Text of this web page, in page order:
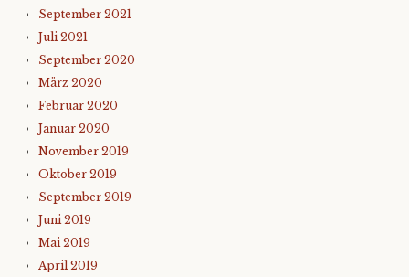
September 2021
Juli 2021
September 2020
März 2020
Februar 2020
Januar 2020
November 2019
Oktober 2019
September 2019
Juni 2019
Mai 2019
April 2019